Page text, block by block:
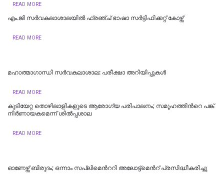
READ MORE
എം.ജി സര്‍വകലാശാലയില്‍ ഫ്രഞ്ച് ഭാഷാ സര്‍ട്ടിഫിക്കറ്റ് കോഴ്സ്
READ MORE
മഹാത്മാഗാന്ധി സർവകലാശാല: പരീക്ഷാ അറിയിപ്പുകൾ
READ MORE
കുടിയേറ്റ തൊഴിലാളികളുടെ ആരോഗ്യ പരിപാലനം; സമൂഹത്തിന്‍റെ പങ്ക്
നിര്‍ണായകമെന്ന് ശില്‍പ്പശാല
READ MORE
ഓണേഴ്സ് ബിരുദം; ഒന്നാം സപ്ലിമെന്‍ററി അലോട്ട്മെന്‍റ് പ്രസിദ്ധീകരിച്ചു